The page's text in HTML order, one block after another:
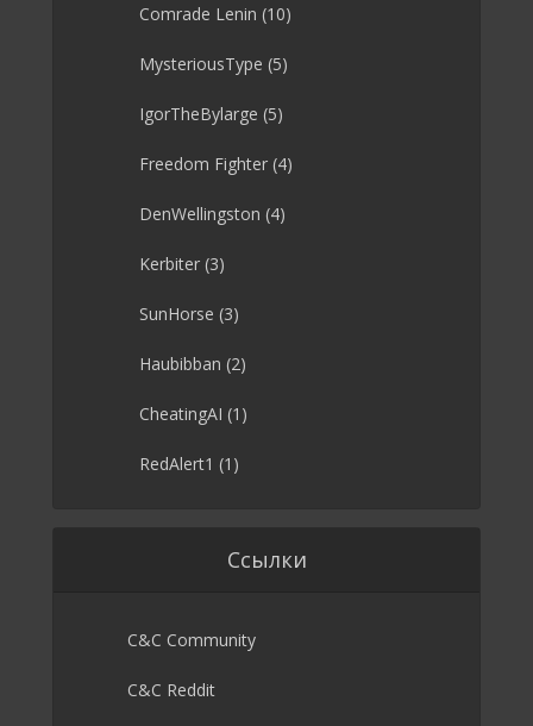
Comrade Lenin (10)
MysteriousType (5)
IgorTheBylarge (5)
Freedom Fighter (4)
DenWellingston (4)
Kerbiter (3)
SunHorse (3)
Haubibban (2)
CheatingAI (1)
RedAlert1 (1)
Ссылки
C&C Community
C&C Reddit